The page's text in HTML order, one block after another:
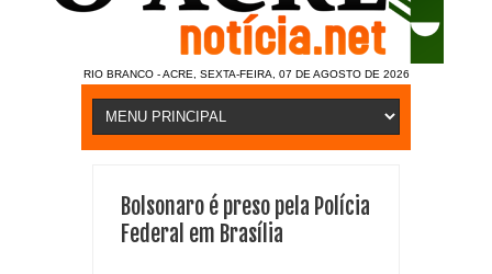
RIO BRANCO - ACRE, SEXTA-FEIRA, 07 DE AGOSTO DE 2026
Bolsonaro é preso pela Polícia
Federal em Brasília